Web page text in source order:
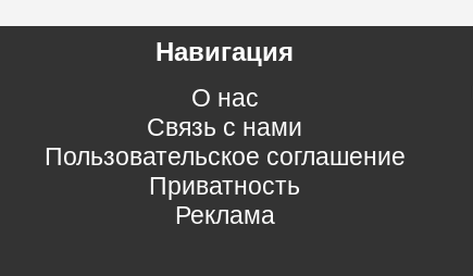
Навигация
О нас
Связь с нами
Пользовательское соглашение
Приватность
Реклама